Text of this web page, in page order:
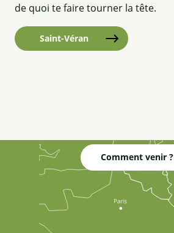
de quoi te faire tourner la tête.
Saint-Véran
Comment venir ?